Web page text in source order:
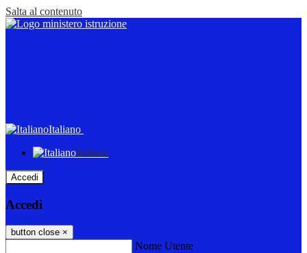
Salta al contenuto
Italiano
Italiano
Accedi
Accedi
button close ×
Nome Utente